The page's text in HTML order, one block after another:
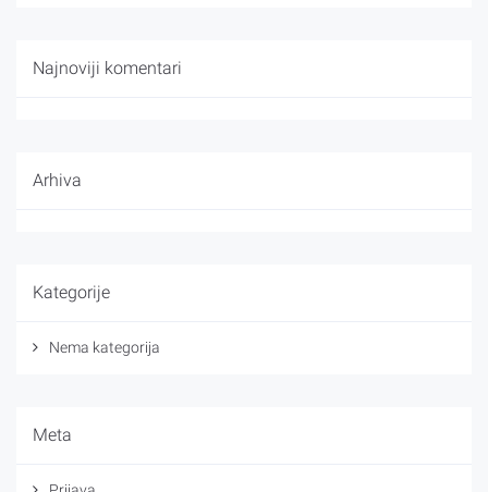
Najnoviji komentari
Arhiva
Kategorije
Nema kategorija
Meta